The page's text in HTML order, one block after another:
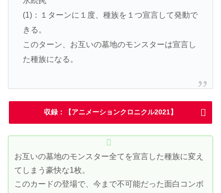
(1)：１ターンに１度、種族を１つ宣言して発動で
きる。
このターン、お互いの墓地のモンスターは宣言し
た種族になる。
収録：【アニメーションクロニクル2021】
お互いの墓地のモンスター全てを宣言した種族に変え
てしまう豪快な1枚。
このカードの登場で、今まで不可能だった面白コンボ